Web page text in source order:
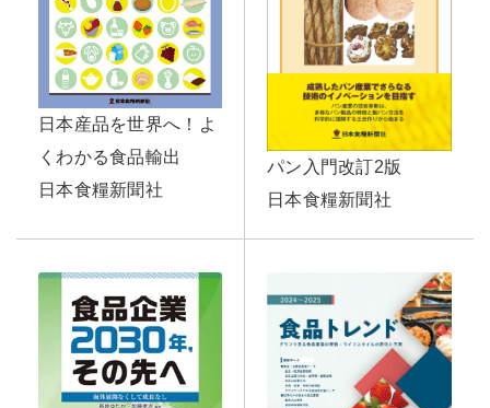
日本産品を世界へ！よ
くわかる食品輸出
日本食糧新聞社
パン入門改訂2版
日本食糧新聞社